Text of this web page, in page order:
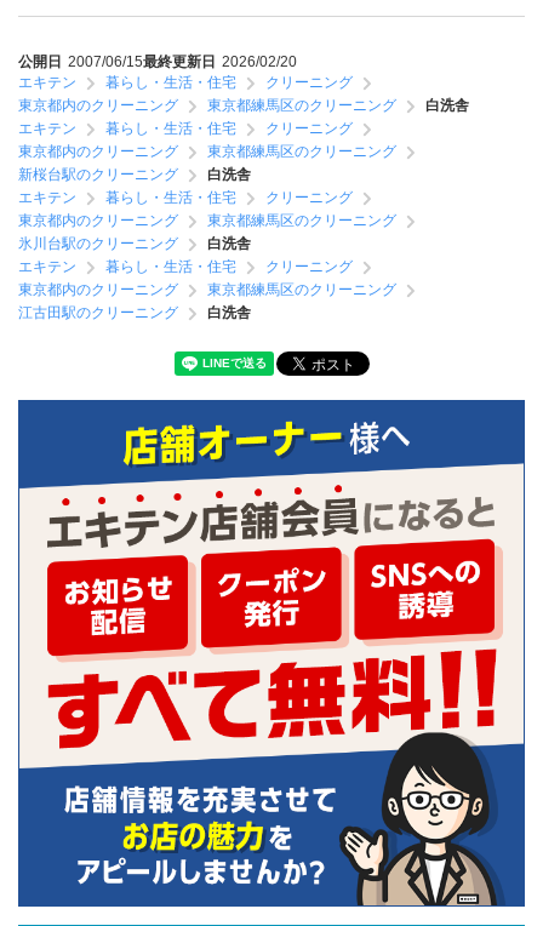
公開日 2007/06/15最終更新日 2026/02/20
エキテン
暮らし・生活・住宅
クリーニング
東京都内のクリーニング
東京都練馬区のクリーニング
白洗舎
エキテン
暮らし・生活・住宅
クリーニング
東京都内のクリーニング
東京都練馬区のクリーニング
新桜台駅のクリーニング
白洗舎
エキテン
暮らし・生活・住宅
クリーニング
東京都内のクリーニング
東京都練馬区のクリーニング
氷川台駅のクリーニング
白洗舎
エキテン
暮らし・生活・住宅
クリーニング
東京都内のクリーニング
東京都練馬区のクリーニング
江古田駅のクリーニング
白洗舎